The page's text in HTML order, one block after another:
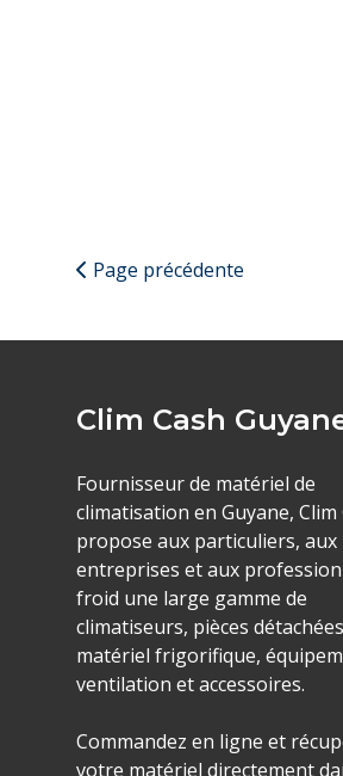
Page précédente
Clim Cash
Fournisseur de matériel de
climatisation en Guyane, Clim
propose aux particuliers, aux
entreprises et aux
froid une large gamme de
climatiseurs, pièces
matériel frigorifique,
ventilation et accessoires.
Commandez en ligne et
votre matériel directement